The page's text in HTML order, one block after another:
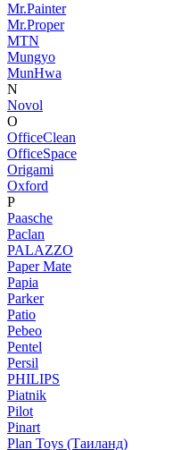
Mr.Painter
Mr.Proper
MTN
Mungyo
MunHwa
N
Novol
O
OfficeClean
OfficeSpace
Origami
Oxford
P
Paasche
Paclan
PALAZZO
Paper Mate
Papia
Parker
Patio
Pebeo
Pentel
Persil
PHILIPS
Piatnik
Pilot
Pinart
Plan Toys (Таиланд)